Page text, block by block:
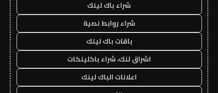
شراء باك لينك
شراء روابط نصية
باقات باك لينك
اشراق لنك، شراء باكلينكات
اعلانات الباك لينك